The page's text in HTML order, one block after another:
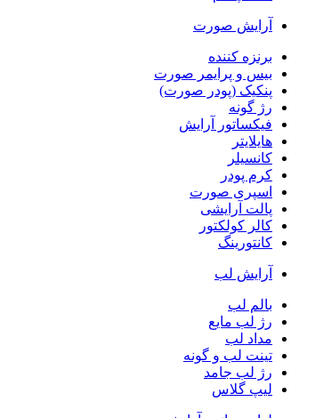
آرایش صورت
برنزه کننده
بیس و پرایمر صورت
پنکیک (پودر صورت)
رژ گونه
فیکساتور آرایش
هایلایتر
کانسیلر
کرم پودر
اسپری صورت
پالت آرایشی
کالر کولکتور
کانتورینگ
آرایش لب
بالم لب
رژ لب مایع
مداد لب
تینت لب و گونه
رژ لب جامد
لیپ گلاس